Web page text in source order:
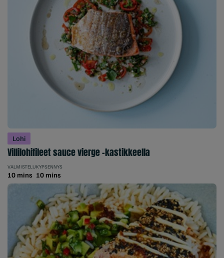
Lohi
Villilohifileet sauce vierge -kastikkeella
VALMISTELU
10 mins
KYPSENNYS
10 mins